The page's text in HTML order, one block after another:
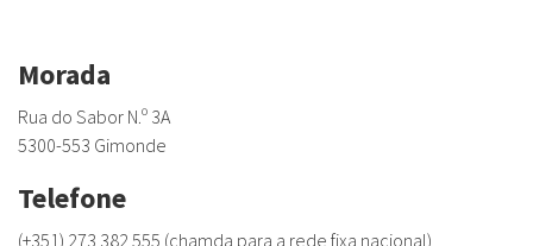
Morada
Rua do Sabor N.º 3A
5300-553 Gimonde
Telefone
(+351) 273 382 555 (chamda para a rede fixa nacional)